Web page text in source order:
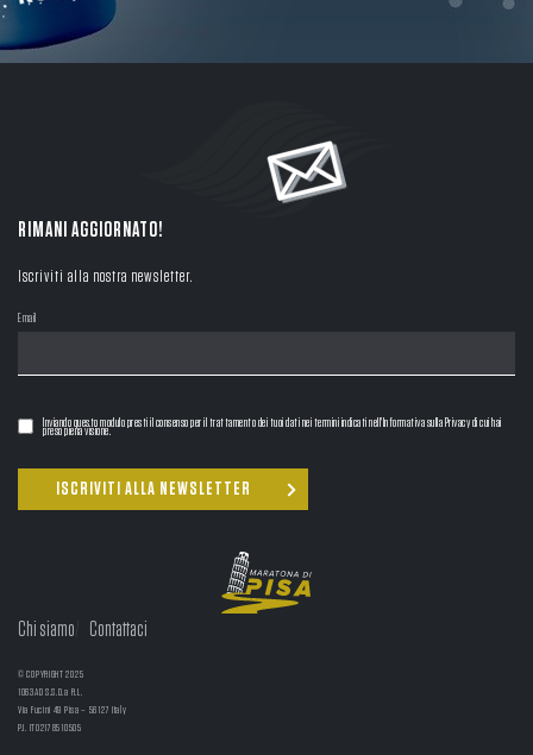
RIMANI AGGIORNATO!
Iscriviti alla nostra newsletter.
Email
Inviando questo modulo presti il consenso per il trattamento dei tuoi dati nei termini indicati nell'Informativa sulla Privacy di cui hai
preso piena visione.
Chi siamo Contattaci
© COPYRIGHT 2025
1063AD S.S.D.a R.L.
Via Fucini 49 Pisa – 56127 Italy
P.I. IT02178510505